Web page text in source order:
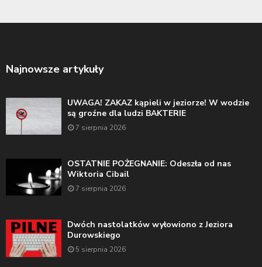
Najnowsze artykuły
UWAGA! ZAKAZ kąpieli w jeziorze! W wodzie
są groźne dla ludzi BAKTERIE
7 sierpnia 2026
OSTATNIE POŻEGNANIE: Odeszła od nas
Wiktoria Cibail
7 sierpnia 2026
Dwóch nastolatków wyłowiono z Jeziora
Durowskiego
5 sierpnia 2026